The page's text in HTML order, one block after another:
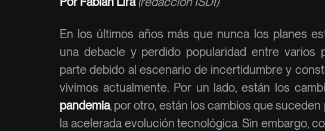
En los últimos años más que nunca los planes
una debacle y perdido popularidad entre varios
parte debido al escenario de incertidumbre y
vivimos actualmente. Por un lado, están los
pandemia, por otro, están los cambios que
la acelerada evolución tecnológica. Sin embargo,